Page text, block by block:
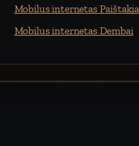
Mobilus internetas
Mobilus internetas Dembai